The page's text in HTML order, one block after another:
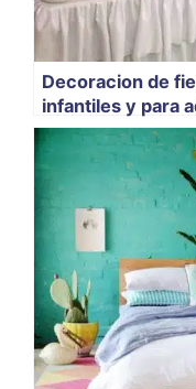
Decoracion de
infantiles y para